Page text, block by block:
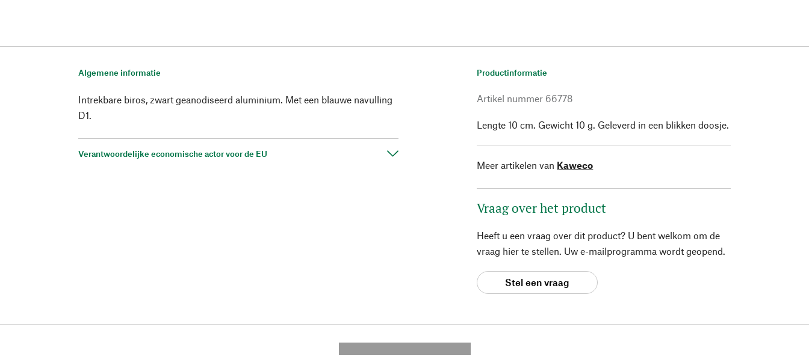
Algemene informatie
Intrekbare biros, zwart geanodiseerd aluminium. Met een blauwe navulling
D1.
Verantwoordelijke economische actor voor de EU
Productinformatie
Artikel nummer 66778
Lengte 10 cm. Gewicht 10 g. Geleverd in een blikken doosje.
Meer artikelen van Kaweco
Vraag over het product
Heeft u een vraag over dit product? U bent welkom om de
vraag hier te stellen. Uw e-mailprogramma wordt geopend.
Stel een vraag